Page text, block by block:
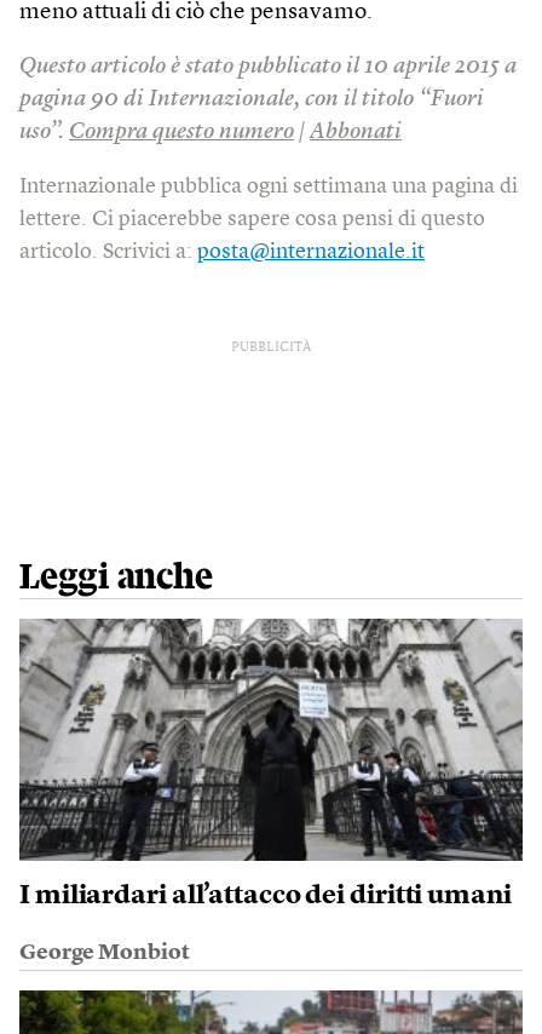
meno attuali di ciò che pensavamo.
Questo articolo è stato pubblicato il 10 aprile 2015 a
pagina 90 di Internazionale, con il titolo “Fuori
uso”. Compra questo numero |Abbonati
Internazionale pubblica ogni settimana una pagina di
lettere. Ci piacerebbe sapere cosa pensi di questo
articolo. Scrivici a: posta@internazionale.it
PUBBLICITÀ
Leggi anche
I miliardari all’attacco dei diritti umani
George Monbiot